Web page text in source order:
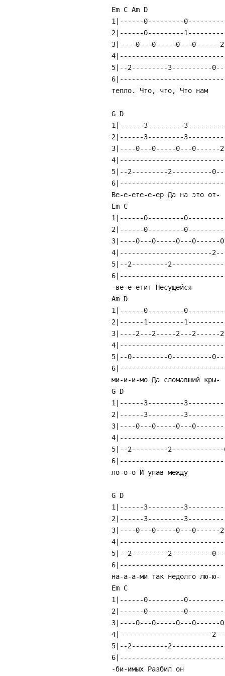
Em C Am D
1|------0---------
2|------0---------
3|----0---0-----0---0------
5|--2---------3----------
тепло. Что, что, Что нам
G D
1|------3---------
2|------3---------
3|----0---0-----0---0------
5|--2---------2----------
Ве-е-ете-е-ер Да на это от-
Em C
1|------0---------
2|------0---------
3|----0---0-----0---0------
4|-----------------------
5|--2---------
-ве-е-етит Несущейся
Am D
1|------0---------
2|------1---------
3|----2---2-----2---2------
5|--0---------0----------
ми-и-и-мо Да сломавший кры-
G D
1|------3---------
2|------3---------
3|----0---0-----0---
5|--2---------
ло-о-о И упав между
G D
1|------3---------
2|------3---------
3|----0---0-----0---0------
5|--2---------2----------
на-а-а-ми так недолго лю-ю-
Em C
1|------0---------
2|------0---------
3|----0---0-----0---0------
4|-----------------------
5|--2---------
-би-имых Разбил он